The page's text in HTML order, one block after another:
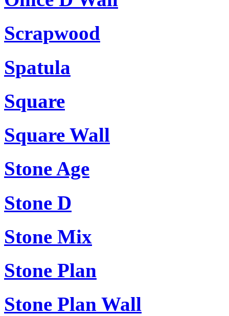
Scrapwood
Spatula
Square
Square Wall
Stone Age
Stone D
Stone Mix
Stone Plan
Stone Plan Wall